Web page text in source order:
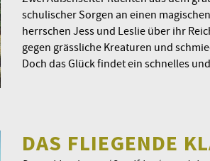
schulischer Sorgen an einen
herrschen Jess und Leslie über ihr
gegen grässliche Kreaturen und
Doch das Glück findet ein schnelles
DAS FLIEGENDE